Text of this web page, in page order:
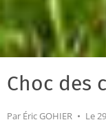
Choc des
Par Éric GOHIER Le